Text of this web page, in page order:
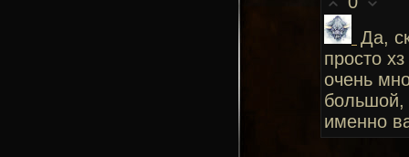
Да,
просто
очень
большой,
именно